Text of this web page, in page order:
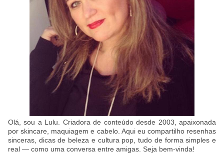
Olá, sou a Lulu. Criadora de conteúdo desde 2003, apaixonada
por skincare, maquiagem e cabelo. Aqui eu compartilho resenhas
sinceras, dicas de beleza e cultura pop, tudo de forma simples e
real — como uma conversa entre amigas. Seja bem-vinda!